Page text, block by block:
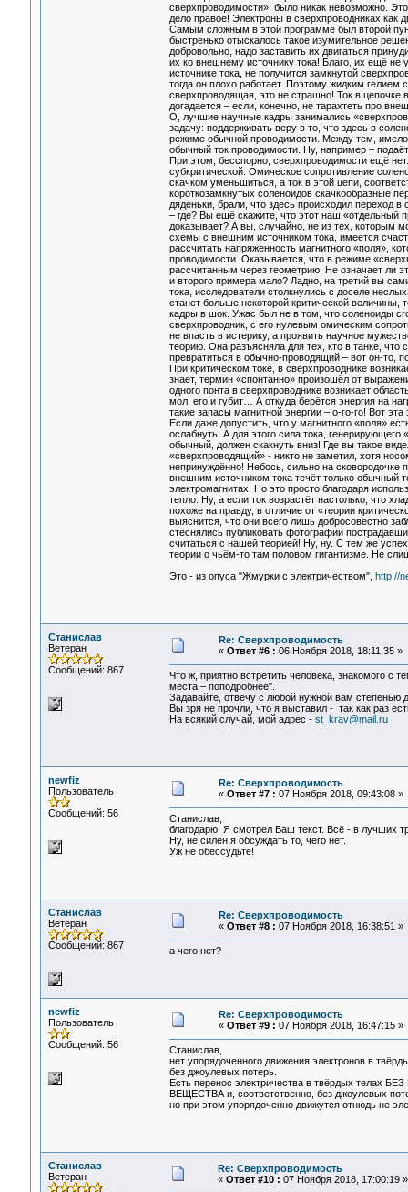
сверхпроводимости», было никак невозможно.
дело правое! Электроны в сверхпроводниках
Самым сложным в этой программе был второй
быстренько отыскалось такое изумительное
добровольно, надо заставить их двигаться
их ко внешнему источнику тока! Благо, их ещё
источнике тока, не получится замкнутой
тогда он плохо работает. Поэтому жидким гелием
сверхпроводящая, это не страшно! Ток в цепочке
догадается – если, конечно, не тарахтеть про
О, лучшие научные кадры занимались
задачу: поддерживать веру в то, что здесь в
режиме обычной проводимости. Между тем,
обычный ток проводимости. Ну, например –
При этом, бесспорно, сверхпроводимости ещё
субкритической. Омическое сопротивление
скачком уменьшиться, а ток в этой цепи,
короткозамкнутых соленоидов скачкообразные
дяденьки, брали, что здесь происходил переход
– где? Вы ещё скажите, что этот наш «отдельный
доказывает? А вы, случайно, не из тех, которым
схемы с внешним источником тока, имеется
рассчитать напряженность магнитного «поля»,
проводимости. Оказывается, что в режиме
рассчитанным через геометрию. Не означает ли
и второго примера мало? Ладно, на третий вы
тока, исследователи столкнулись с доселе
станет больше некоторой критической
кадры в шок. Ужас был не в том, что соленоиды
сверхпроводник, с его нулевым омическим
не впасть в истерику, а проявить научное
теорию. Она разъясняла для тех, кто в танке, что
превратиться в обычно-проводящий – вот он-то,
При критическом токе, в сверхпроводнике
знает, термин «спонтанно» произошёл от
одного понта в сверхпроводнике возникает
мол, его и губит… А откуда берётся энергия на
такие запасы магнитной энергии – о-го-го! Вот
Если даже допустить, что у магнитного «поля»
ослабнуть. А для этого сила тока,
обычный, должен скакнуть вниз! Где вы такое
«сверхпроводящий» - никто не заметил, хотя
непринуждённо! Небось, сильно на сковородочке
внешним источником тока течёт только обычный
электромагнитах. Но это просто благодаря
тепло. Ну, а если ток возрастёт настолько, что
похоже на правду, в отличие от «теории
выяснится, что они всего лишь добросовестно
стеснялись публиковать фотографии
считаться с нашей теорией! Ну, ну. С тем же
теории о чьём-то там половом гигантизме. Не
Это - из опуса "Жмурки с электричеством", http://
Станислав
Ветеран
Сообщений: 867
Re: Сверхпроводимость
« Ответ #6 : 06 Ноября 2018, 18:11:35 »
Что ж, приятно встретить человека, знакомого с
места – поподробнее".
Задавайте, отвечу с любой нужной вам степенью
Вы зря не прочли, что я выставил - так как раз
На всякий случай, мой адрес - st_krav@mail.ru
newfiz
Пользователь
Сообщений: 56
Re: Сверхпроводимость
« Ответ #7 : 07 Ноября 2018, 09:43:08 »
Станислав,
благодарю! Я смотрел Ваш текст. Всё - в лучших
Ну, не силён я обсуждать то, чего нет.
Уж не обессудьте!
Станислав
Ветеран
Сообщений: 867
Re: Сверхпроводимость
« Ответ #8 : 07 Ноября 2018, 16:38:51 »
а чего нет?
newfiz
Пользователь
Сообщений: 56
Re: Сверхпроводимость
« Ответ #9 : 07 Ноября 2018, 16:47:15 »
Станислав,
нет упорядоченного движения электронов в
без джоулевых потерь.
Есть перенос электричества в твёрдых телах
ВЕЩЕСТВА и, соответственно, без джоулевых
но при этом упорядоченно движутся отнюдь не
Станислав
Ветеран
Re: Сверхпроводимость
« Ответ #10 : 07 Ноября 2018, 17:00:19 »